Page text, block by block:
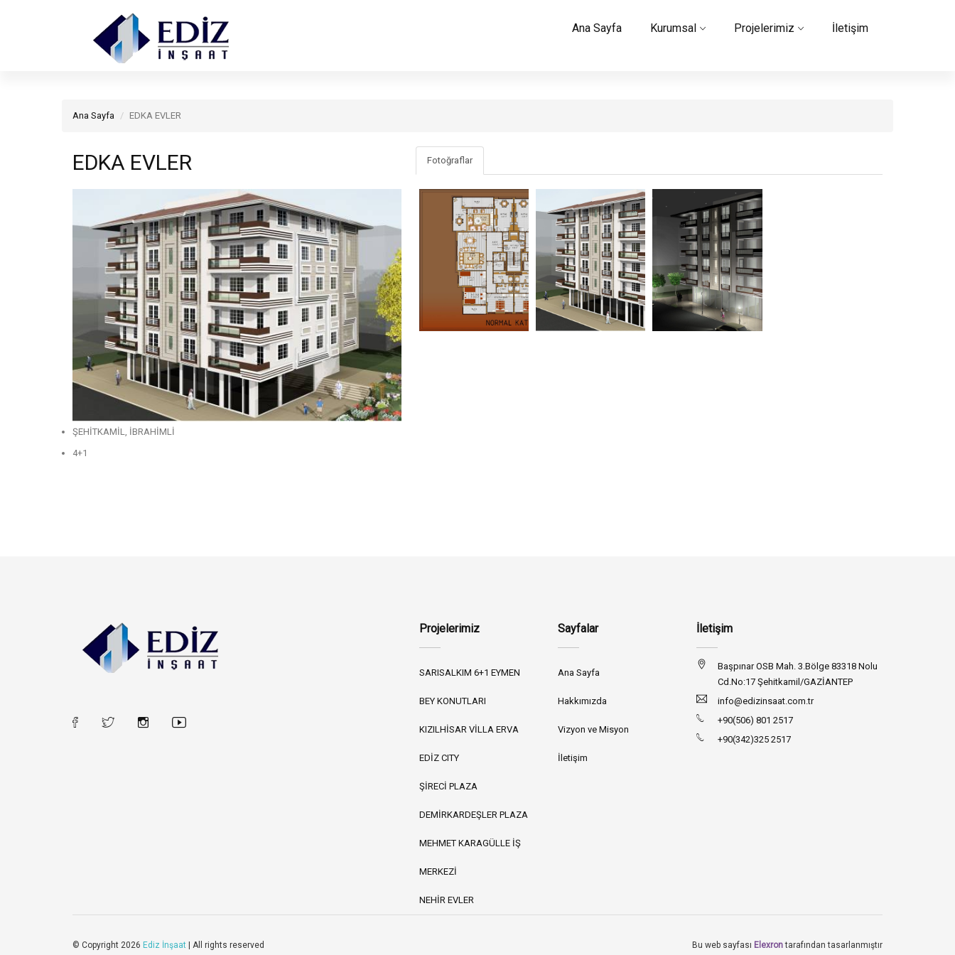
Ana Sayfa Kurumsal Projelerimiz İletişim
Ana Sayfa EDKA EVLER
EDKA EVLER
ŞEHİTKAMİL, İBRAHİMLİ
4+1
Fotoğraflar
Projelerimiz
SARISALKIM 6+1 EYMEN
BEY KONUTLARI
KIZILHİSAR VİLLA ERVA
EDİZ CITY
ŞİRECİ PLAZA
DEMİRKARDEŞLER PLAZA
MEHMET KARAGÜLLE İŞ
MERKEZİ
NEHİR EVLER
Sayfalar
Ana Sayfa
Hakkımızda
Vizyon ve Misyon
İletişim
İletişim
Başpınar OSB Mah. 3.Bölge 83318 Nolu
Cd.No:17 Şehitkamil/GAZİANTEP
info@edizinsaat.com.tr
+90(506) 801 2517
+90(342)325 2517
© Copyright 2026 Ediz İnşaat | All rights reserved Bu web sayfası Elexrontarafından tasarlanmıştır